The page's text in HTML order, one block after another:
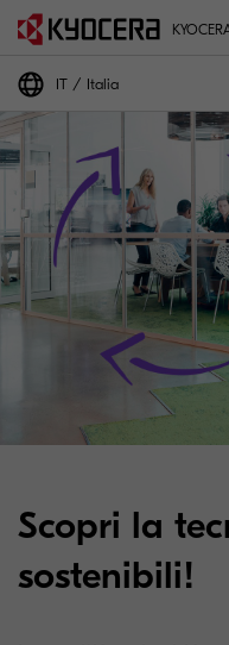
IT Italia
Scopri la
sostenibili!